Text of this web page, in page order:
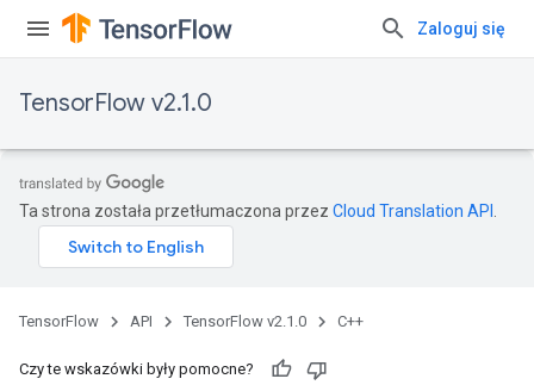
Zaloguj się
TensorFlow v2.1.0
Ta strona została przetłumaczona przez Cloud Translation API
TensorFlow API TensorFlow v2.1.0 C++
Czy te wskazówki były pomocne?